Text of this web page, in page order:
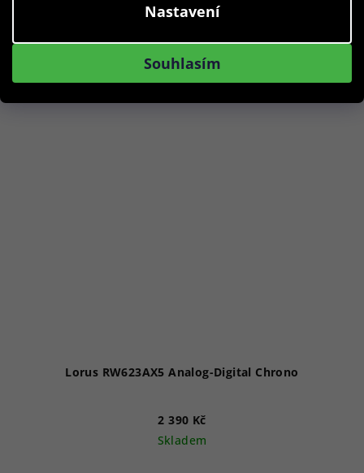
Nastavení
Souhlasím
Do košíku
Lorus RW623AX5 Analog-Digital Chrono
2 390 Kč
Skladem